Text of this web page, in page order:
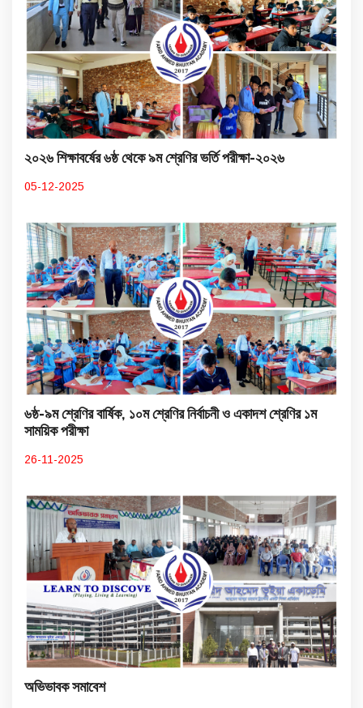
২০২৬ শিক্ষাবর্ষের ৬ষ্ঠ থেকে ৯ম শ্রেণির ভর্তি পরীক্ষা-২০২৬
05-12-2025
৬ষ্ঠ-৯ম শ্রেণির বার্ষিক, ১০ম শ্রেণির নির্বাচনী ও একাদশ শ্রেণির ১ম
সাময়িক পরীক্ষা
26-11-2025
অভিভাবক সমাবেশ